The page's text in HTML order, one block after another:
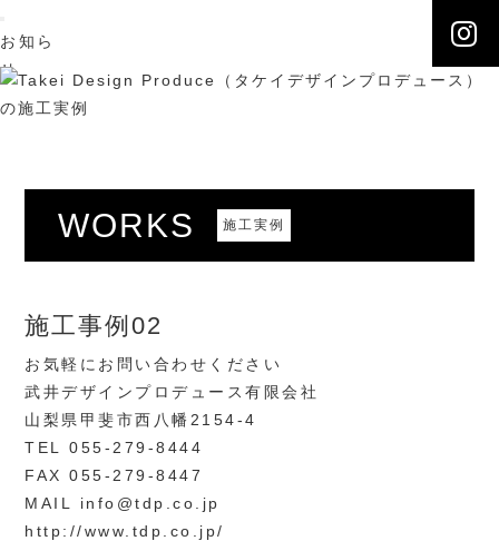
お知ら
せ
NEWS
ONLY
会社概
ABOUT
US
ブログ
BLOG
お問合
WORKS 施工実例
施工事例02
お気軽にお問い合わせください
武井デザインプロデュース有限会社
山梨県甲斐市西八幡2154-4
TEL 055-279-8444
FAX 055-279-8447
MAIL info@tdp.co.jp
http://www.tdp.co.jp/